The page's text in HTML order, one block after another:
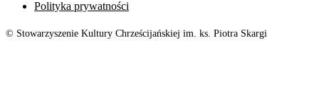
Polityka prywatności
© Stowarzyszenie Kultury Chrześcijańskiej im. ks. Piotra Skargi